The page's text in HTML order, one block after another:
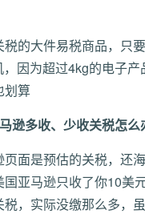
的大件易税商品，只
因为超过4kg的电子
划算
逊多收、少收关税怎么
页面是预估的关税，还
国亚马逊只收了你10美
税，实际没缴那么多，